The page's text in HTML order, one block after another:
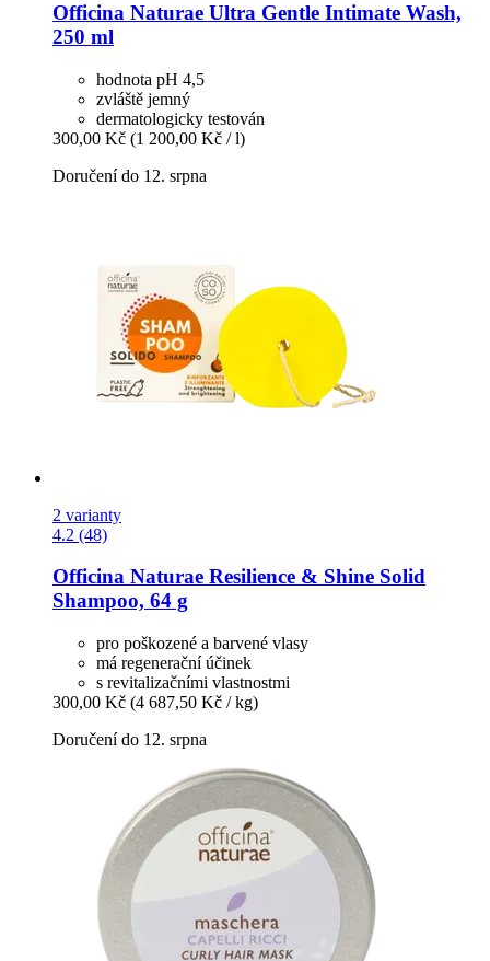
Officina Naturae Ultra Gentle Intimate Wash,
250 ml
hodnota pH 4,5
zvláště jemný
dermatologicky testován
300,00 Kč (1 200,00 Kč / l)
Doručení do 12. srpna
2 varianty
4.2 (48)
Officina Naturae Resilience & Shine Solid
Shampoo, 64 g
pro poškozené a barvené vlasy
má regenerační účinek
s revitalizačními vlastnostmi
300,00 Kč (4 687,50 Kč / kg)
Doručení do 12. srpna